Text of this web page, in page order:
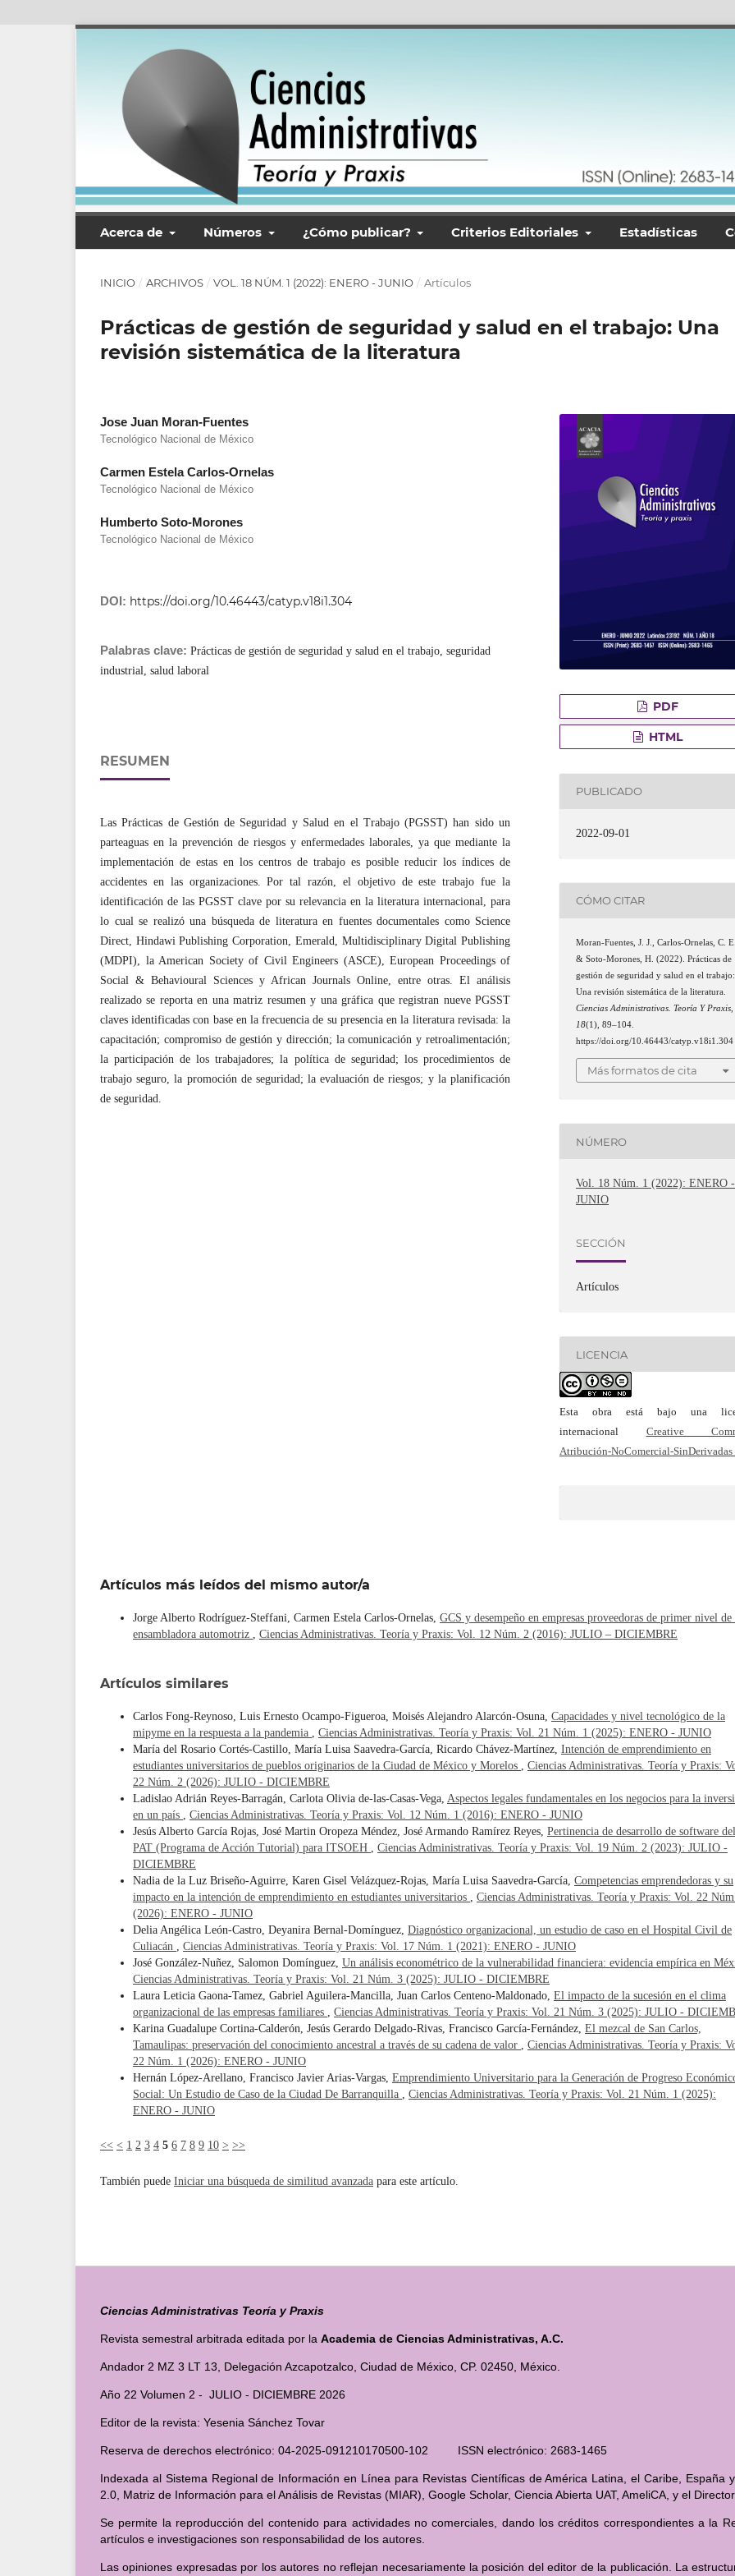
Acerca de Números ¿Cómo publicar? Criterios Editoriales Estadísticas
INICIO / ARCHIVOS / VOL. 18 NÚM. 1 (2022): ENERO - JUNIO / Artículos
Prácticas de gestión de seguridad y salud en el trabajo: Una
revisión sistemática de la literatura
Jose Juan Moran-Fuentes
Tecnológico Nacional de México
Carmen Estela Carlos-Ornelas
Tecnológico Nacional de México
Humberto Soto-Morones
Tecnológico Nacional de México
DOI: https://doi.org/10.46443/catyp.v18i1.304
Palabras clave: Prácticas de gestión de seguridad y salud en el trabajo, seguridad
industrial, salud laboral
RESUMEN
Las Prácticas de Gestión de Seguridad y Salud en el Trabajo (PGSST) han sido un
parteaguas en la prevención de riesgos y enfermedades laborales, ya que mediante la
implementación de estas en los centros de trabajo es posible reducir los índices de
accidentes en las organizaciones. Por tal razón, el objetivo de este trabajo fue la
identificación de las PGSST clave por su relevancia en la literatura internacional, para
lo cual se realizó una búsqueda de literatura en fuentes documentales como Science
Direct, Hindawi Publishing Corporation, Emerald, Multidisciplinary Digital Publishing
(MDPI), la American Society of Civil Engineers (ASCE), European Proceedings of
Social & Behavioural Sciences y African Journals Online, entre otras. El análisis
realizado se reporta en una matriz resumen y una gráfica que registran nueve PGSST
claves identificadas con base en la frecuencia de su presencia en la literatura revisada: la
capacitación; compromiso de gestión y dirección; la comunicación y retroalimentación;
la participación de los trabajadores; la política de seguridad; los procedimientos de
trabajo seguro, la promoción de seguridad; la evaluación de riesgos; y la planificación
de seguridad.
PDF
HTML
PUBLICADO
2022-09-01
CÓMO CITAR
Moran-Fuentes, J. J., Carlos-Ornelas, C. E.,
& Soto-Morones, H. (2022). Prácticas de
gestión de seguridad y salud en el trabajo:
Una revisión sistemática de la literatura.
Ciencias Administrativas. Teoría Y Praxis
18(1), 89–104.
https://doi.org/10.46443/catyp.v18i1.304
Más formatos de cita
NÚMERO
Vol. 18 Núm. 1 (2022): ENERO -
JUNIO
SECCIÓN
Artículos
LICENCIA
Esta obra está bajo una
internacional Creative
Atribución-NoComercial-SinDerivadas
Artículos más leídos del mismo autor/a
Jorge Alberto Rodríguez-Steffani, Carmen Estela Carlos-Ornelas, GCS y desempeño en empresas proveedoras de primer nivel de
ensambladora automotriz
Ciencias Administrativas. Teoría y Praxis: Vol. 12 Núm. 2 (2016): JULIO – DICIEMBRE
Artículos similares
Carlos Fong-Reynoso, Luis Ernesto Ocampo-Figueroa, Moisés Alejandro Alarcón-Osuna, Capacidades y nivel tecnológico de la
mipyme en la respuesta a la pandemia
Ciencias Administrativas. Teoría y Praxis: Vol. 21 Núm. 1 (2025): ENERO - JUNIO
María del Rosario Cortés-Castillo, María Luisa Saavedra-García, Ricardo Chávez-Martínez, Intención de emprendimiento en
estudiantes universitarios de pueblos originarios de la Ciudad de México y Morelos
Ciencias Administrativas. Teoría y Praxis:
22 Núm. 2 (2026): JULIO - DICIEMBRE
Ladislao Adrián Reyes-Barragán, Carlota Olivia de-las-Casas-Vega, Aspectos legales fundamentales en los negocios para la
en un país
Ciencias Administrativas. Teoría y Praxis: Vol. 12 Núm. 1 (2016): ENERO - JUNIO
Jesús Alberto García Rojas, José Martin Oropeza Méndez, José Armando Ramírez Reyes, Pertinencia de desarrollo de software del
PAT (Programa de Acción Tutorial) para ITSOEH
Ciencias Administrativas. Teoría y Praxis: Vol. 19 Núm. 2 (2023): JULIO -
DICIEMBRE
Nadia de la Luz Briseño-Aguirre, Karen Gisel Velázquez-Rojas, María Luisa Saavedra-García, Competencias emprendedoras y su
impacto en la intención de emprendimiento en estudiantes universitarios
Ciencias Administrativas. Teoría y Praxis: Vol. 22
(2026): ENERO - JUNIO
Delia Angélica León-Castro, Deyanira Bernal-Domínguez, Diagnóstico organizacional, un estudio de caso en el Hospital Civil de
Culiacán
Ciencias Administrativas. Teoría y Praxis: Vol. 17 Núm. 1 (2021): ENERO - JUNIO
José González-Nuñez, Salomon Domínguez, Un análisis econométrico de la vulnerabilidad financiera: evidencia empírica en
Ciencias Administrativas. Teoría y Praxis: Vol. 21 Núm. 3 (2025): JULIO - DICIEMBRE
Laura Leticia Gaona-Tamez, Gabriel Aguilera-Mancilla, Juan Carlos Centeno-Maldonado, El impacto de la sucesión en el clima
organizacional de las empresas familiares
Ciencias Administrativas. Teoría y Praxis: Vol. 21 Núm. 3 (2025): JULIO -
Karina Guadalupe Cortina-Calderón, Jesús Gerardo Delgado-Rivas, Francisco García-Fernández, El mezcal de San Carlos,
Tamaulipas: preservación del conocimiento ancestral a través de su cadena de valor
Ciencias Administrativas. Teoría y Praxis:
22 Núm. 1 (2026): ENERO - JUNIO
Hernán López-Arellano, Francisco Javier Arias-Vargas, Emprendimiento Universitario para la Generación de Progreso
Social: Un Estudio de Caso de la Ciudad De Barranquilla
Ciencias Administrativas. Teoría y Praxis: Vol. 21 Núm. 1 (2025):
ENERO - JUNIO
<< < 1 2 3 4 5 6 7 8 9 10 > >>
También puede Iniciar una búsqueda de similitud avanzada para este artículo.
Ciencias Administrativas Teoría y Praxis
Revista semestral arbitrada editada por la Academia de Ciencias Administrativas, A.C.
Andador 2 MZ 3 LT 13, Delegación Azcapotzalco, Ciudad de México, CP. 02450, México.
Año 22 Volumen 2 - JULIO - DICIEMBRE 2026
Editor de la revista: Yesenia Sánchez Tovar
Reserva de derechos electrónico: 04-2025-091210170500-102 ISSN electrónico: 2683-1465
Indexada al Sistema Regional de Información en Línea para Revistas Científicas de América Latina, el Caribe, España
2.0, Matriz de Información para el Análisis de Revistas (MIAR), Google Scholar, Ciencia Abierta UAT, AmeliCA, y el
Se permite la reproducción del contenido para actividades no comerciales, dando los créditos correspondientes a la
artículos e investigaciones son responsabilidad de los autores.
Las opiniones expresadas por los autores no reflejan necesariamente la posición del editor de la publicación. La